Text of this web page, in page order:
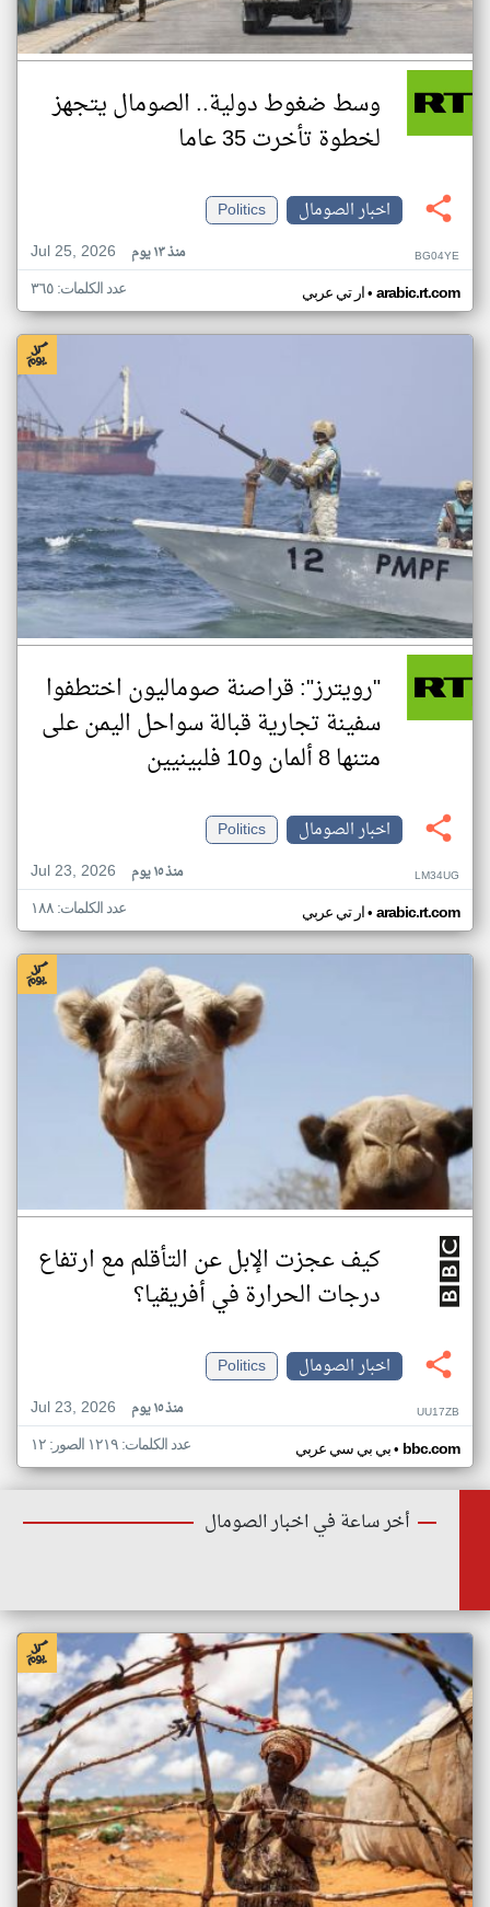
وسط ضغوط دولية.. الصومال يتجهز
لخطوة تأخرت 35 عاما
اخبار الصومال
Politics
Jul 25, 2026
منذ ١٣ يوم BG04YE
ار تي عربي• arabic.rt.com عدد الكلمات: ٣٦٥
"رويترز": قراصنة صوماليون اختطفوا
سفينة تجارية قبالة سواحل اليمن على
متنها 8 ألمان و10 فلبينيين
اخبار الصومال
Politics
Jul 23, 2026
منذ ١٥ يوم LM34UG
ار تي عربي• arabic.rt.com عدد الكلمات: ١٨٨
كيف عجزت الإبل عن التأقلم مع ارتفاع
درجات الحرارة في أفريقيا؟
اخبار الصومال
Politics
Jul 23, 2026
منذ ١٥ يوم UU17ZB
بي بي سي عربي• bbc.com عدد الكلمات: ١٢١٩ الصور: ١٢
أخر ساعة في اخبار الصومال